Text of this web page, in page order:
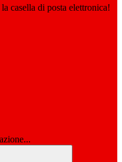
casella di posta elettronica!